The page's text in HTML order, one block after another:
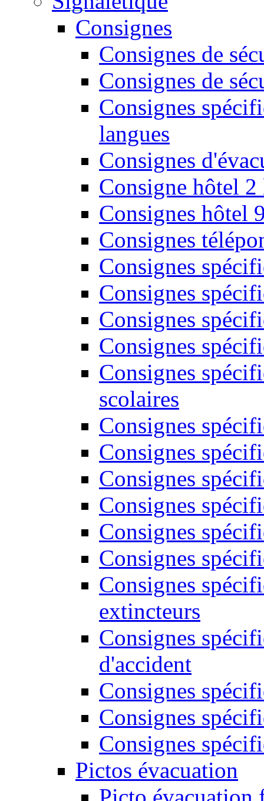
Consignes
Consignes de
Consignes de
Consignes
langues
Consignes
Consigne hôtel 2
Consignes hôtel
Consignes
Consignes
Consignes
Consignes
Consignes
Consignes
scolaires
Consignes
Consignes
Consignes
Consignes
Consignes
Consignes
Consignes
extincteurs
Consignes
d'accident
Consignes
Consignes
Consignes
Pictos évacuation